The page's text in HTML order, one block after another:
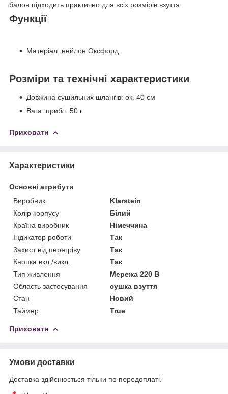
балон підходить практично для всіх розмірів взуття.
Функції
Матеріал: нейлон Оксфорд
Розміри та технічні характеристики
Довжина сушильних шлангів: ок. 40 см
Вага: прибл. 50 г
Приховати
Характеристики
Основні атрибути
Виробник
Klarstein
Колір корпусу
Білий
Країна виробник
Німеччина
Індикатор роботи
Так
Захист від перегріву
Так
Кнопка вкл./викл.
Так
Тип живлення
Мережа 220 В
Область застосування
сушка взуття
Стан
Новий
Таймер
True
Приховати
Умови доставки
Доставка здійснюється тільки по передоплаті.